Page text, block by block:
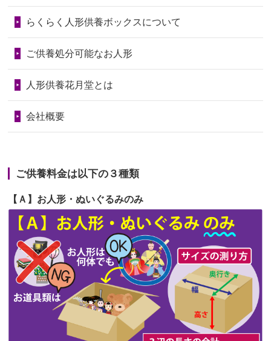
2026/06/24今は亡き両親が孫（私の子供）の初節
句に贈って...
2026/06/23ありがとうね
の祖父母か...
2026/06/20
雛人形をお道具も含め一式で引き取っ
てくださる...
2026/06/19
インターネット検索でホームページを
見つけまし...
第71回人形供養祭令和6年8月1日(木)
第70回人形供養祭令和6年6月21日(金)
第68回人形供養祭令和6年3月22日(金)
第65回人形供養祭令和5年11月09日(木)
第64回人形供養祭令和5年9月21日(木)
第63回人形供養祭 令和5年8月1日(火)
第62回人形供養祭令和5年6月21日(水)
第61回人形供養祭 令和5年5月19日(金)
第60回人形供養祭令和5年3月28日(火)
第59回人形供養祭 令和5年2月10日(金)
らくらく人形供養ボックスについて
ご供養処分可能なお人形
人形供養花月堂とは
会社概要
ご供養料金は以下の３種類
【Ａ】お人形・ぬいぐるみのみ